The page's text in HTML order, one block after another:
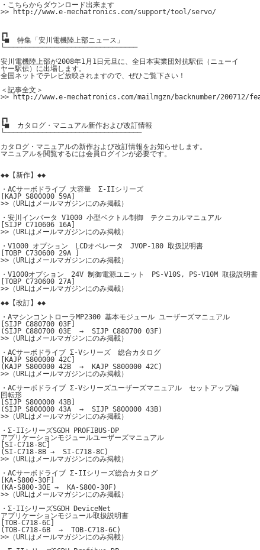
・こちらからダウンロード出来ます
>> http://www.e-mechatronics.com/support/tool/servo/
┏┓
┗■  特集「安川電機陸上部ニュース」
└────────────────────────────────
安川電機陸上部が2008年1月1日元旦に、全日本実業団対抗駅伝（ニューイ
ヤー駅伝）に出場します。
全国ネットでテレビ放映されますので、ぜひご覧下さい！
＜記事全文＞
>> http://www.e-mechatronics.com/mailmgzn/backnumber/200712/
┏┓
┗■  カタログ・マニュアル新作および改訂情報
└─────────────────────────────────
カタログ・マニュアルの新作および改訂情報をお知らせします。
マニュアルを閲覧するには会員ログインが必要です。
◆◆【新作】◆◆
・ACサーボドライブ 大容量　Σ-IIシリーズ
[KAJP S800000 59A]
>>（URLはメールマガジンにのみ掲載）
・安川インバータ V1000 小型ベクトル制御　テクニカルマニュアル
[SIJP C710606 16A]
>>（URLはメールマガジンにのみ掲載）
・V1000 オプション　LCDオペレータ　JVOP-180 取扱説明書
[TOBP C730600 29A ]
>>（URLはメールマガジンにのみ掲載）
・V1000オプション　24V 制御電源ユニット　PS-V10S, PS-V10M 取扱説明書
[TOBP C730600 27A]
>>（URLはメールマガジンにのみ掲載）
◆◆【改訂】◆◆
・AマシンコントローラMP2300 基本モジュール ユーザーズマニュアル
[SIJP C880700 03F]
(SIJP C880700 03E  →  SIJP C880700 03F)
>>（URLはメールマガジンにのみ掲載）
・ACサーボドライブ Σ-Vシリーズ　総合カタログ
[KAJP S800000 42C]
(KAJP S800000 42B  →  KAJP S800000 42C)
>>（URLはメールマガジンにのみ掲載）
・ACサーボドライブ Σ-Vシリーズユーザーズマニュアル　セットアップ編
回転形
[SIJP S800000 43B]
(SIJP S800000 43A  →  SIJP S800000 43B)
>>（URLはメールマガジンにのみ掲載）
・Σ-IIシリーズSGDH PROFIBUS-DP
アプリケーションモジュールユーザーズマニュアル
[SI-C718-8C]
(SI-C718-8B →  SI-C718-8C)
>>（URLはメールマガジンにのみ掲載）
・ACサーボドライブ Σ-IIシリーズ総合カタログ
[KA-S800-30F]
(KA-S800-30E →  KA-S800-30F)
>>（URLはメールマガジンにのみ掲載）
・Σ-IIシリーズSGDH DeviceNet
アプリケーションモジュール取扱説明書
[TOB-C718-6C]
(TOB-C718-6B  →  TOB-C718-6C)
>>（URLはメールマガジンにのみ掲載）